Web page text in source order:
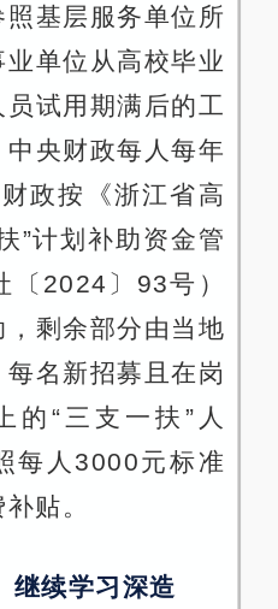
基层服务单位所
单位从高校毕业
试用期满后的工
央财政每人每年
政按《浙江省高
”计划补助资金管
〔2024〕93号）
剩余部分由当地
名新招募且在岗
的“三支一扶”人
每人3000元标准
贴。
继续学习深造